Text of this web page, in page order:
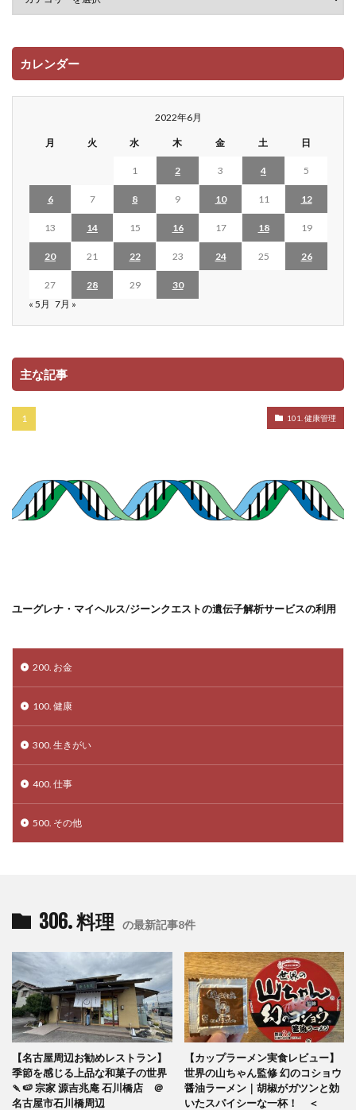
カレンダー
2022年6月
月 火 水 木 金 土 日
1 2 3 4 5
6 7 8 9 10 11 12
13 14 15 16 17 18 19
20 21 22 23 24 25 26
27 28 29
30
« 5月 7月 »
主な記事
101. 健康管理
ユーグレナ・マイヘルス/ジーンクエストの遺伝子解析サービスの利用
200. お金
100. 健康
300. 生きがい
400. 仕事
500. その他
306. 料理 の最新記事8件
【名古屋周辺お勧めレストラン】
季節を感じる上品な和菓子の世界
🍡🍉 宗家 源吉兆庵 石川橋店 ＠
名古屋市石川橋周辺
【カップラーメン実食レビュー】
世界の山ちゃん監修 幻のコショウ
醤油ラーメン｜胡椒がガツンと効
いたスパイシーな一杯！ ＜